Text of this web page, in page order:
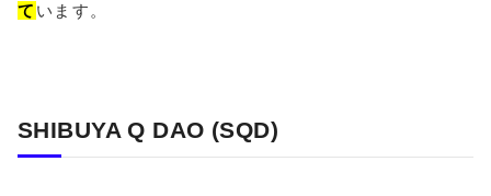
て います。
SHIBUYA Q DAO (SQD)